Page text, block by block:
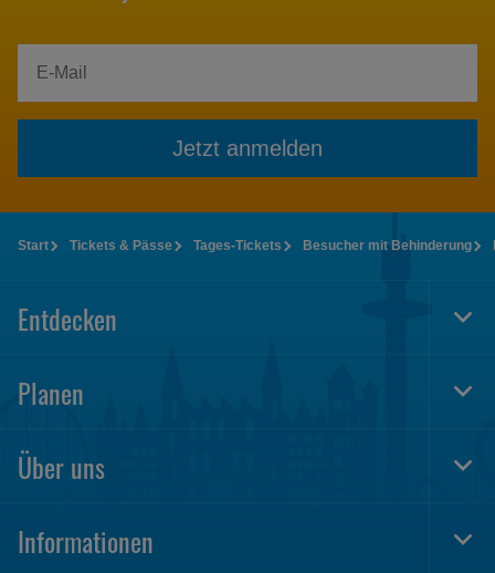
Jetzt anmelden
Start Tickets & Pässe Tages-Tickets Besucher mit Behinderung
Entdecken
Planen
Über uns
Informationen